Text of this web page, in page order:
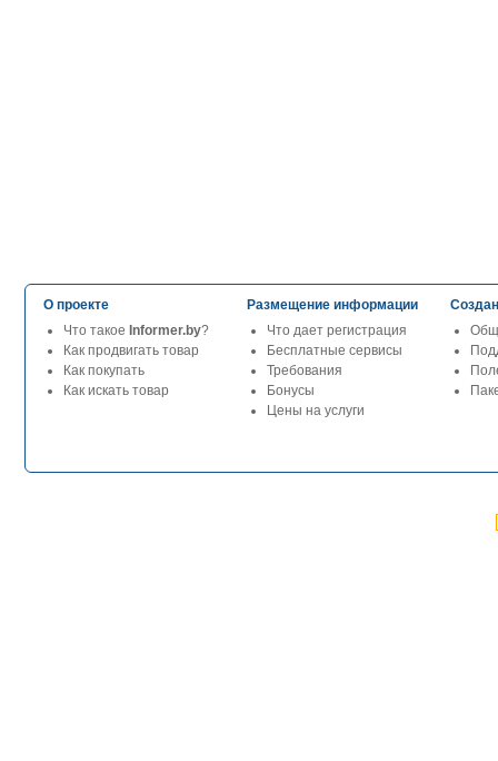
О проекте
Что такое Informer.by?
Как продвигать товар
Как покупать
Как искать товар
Размещение информации
Что дает регистрация
Бесплатные сервисы
Требования
Бонусы
Цены на услуги